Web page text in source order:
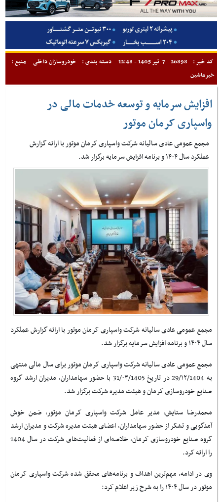
کد خبر : 26898 7 تیر 1405 - 12:48 دسته بندی : خودروسازان داخلی
منبع :
خبرماشین
افزایش سرمایه و توسعه خدمات مالی در
واسپاری کرمان موتور
مجمع عمومی عادی سالیانه شرکت واسپاری کرمان موتور با ارائه گزارش
عملکرد سال ۱۴۰۴ و برنامه افزایش سرمایه برگزار شد.
مجمع عمومی عادی سالیانه شرکت واسپاری کرمان موتور با ارائه گزارش عملکرد
سال ۱۴۰۴ و برنامه افزایش سرمایه برگزار شد.
مجمع عمومی عادی سالیانه شرکت واسپاری کرمان موتور برای سال مالی منتهی
به 29/۱۲/1404 در تاریخ 31/۰۳/1405 با حضور سهامداران، مدیران ارشد گروه
صنایع خودروسازی کرمان و هیئت مدیره شرکت برگزار شد.
محمدرضا ستایش، مدیر عامل شرکت واسپاری کرمان موتور، ضمن خوش
آمدگویی و تشکر از حضور سهامداران، اعضای هیئت مدیره شرکت و مدیران ارشد
گروه صنایع خودروسازی کرمان، خلاصه‌ای از فعالیت‌های شرکت در سال 1404
را ارائه کرد.
وی در ادامه، مهم‌ترین اهداف و برنامه‌های محقق شده شرکت واسپاری کرمان
موتور در سال ۱۴۰۴ را به شرح زیر اعلام کرد: